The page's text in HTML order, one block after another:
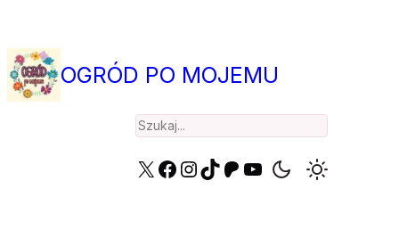
treści
OGRÓD PO MOJEMU
Search
X Facebook
Instagram
TikTok
Patreon
YouTube